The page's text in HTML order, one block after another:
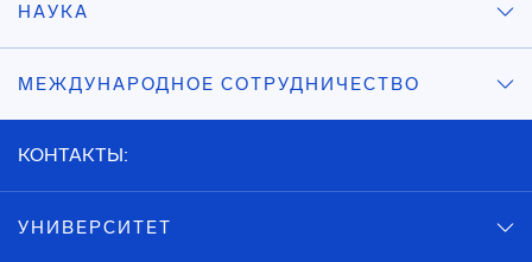
НАУКА
МЕЖДУНАРОДНОЕ СОТРУДНИЧЕСТВО
КОНТАКТЫ:
УНИВЕРСИТЕТ